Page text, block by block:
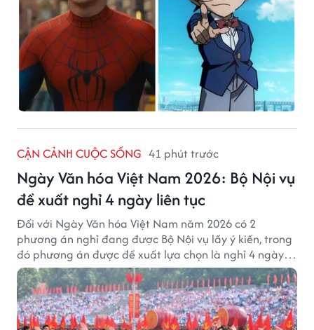
CẬN CẢNH CUỘC SỐNG 41 phút trước
Ngày Văn hóa Việt Nam 2026: Bộ Nội vụ
đề xuất nghỉ 4 ngày liên tục
Đối với Ngày Văn hóa Việt Nam năm 2026 có 2
phương án nghỉ đang được Bộ Nội vụ lấy ý kiến, trong
đó phương án được đề xuất lựa chọn là nghỉ 4 ngày
liên tục từ 21/11 đến 24/11, đồng thời hoán đổi 1 ngày
làm việc sang thứ Bảy (28/11).